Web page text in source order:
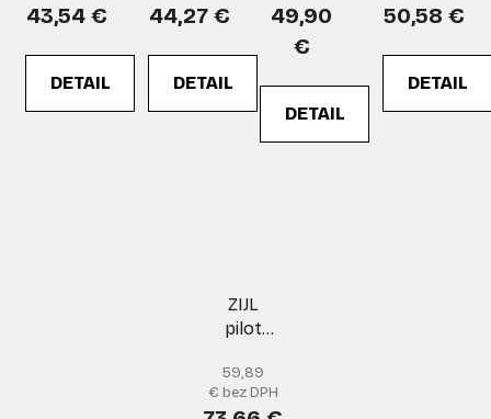
43,54 €
DETAIL
44,27 €
DETAIL
49,90
€
DETAIL
50,58 €
DETAIL
ZIJL
pilot
59,89
€ bez DPH